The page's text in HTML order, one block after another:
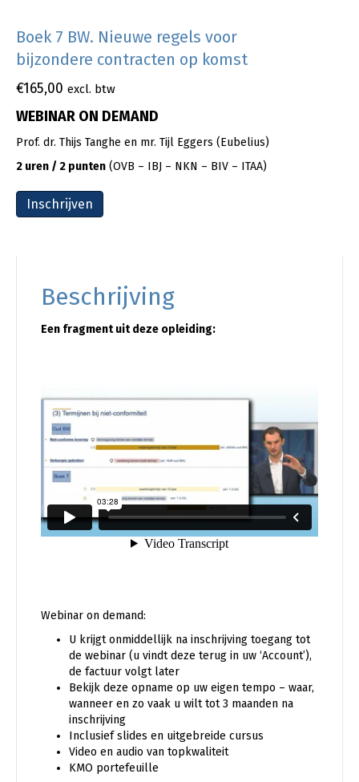
Boek 7 BW. Nieuwe regels voor
bijzondere contracten op komst
€165,00 excl. btw
WEBINAR ON DEMAND
Prof. dr. Thijs Tanghe en mr. Tijl Eggers (Eubelius)
2 uren / 2 punten (OVB – IBJ – NKN – BIV – ITAA)
Inschrijven
Beschrijving
Een fragment uit deze opleiding:
Webinar on demand:
U krijgt onmiddellijk na inschrijving toegang tot
de webinar (u vindt deze terug in uw ‘Account’),
de factuur volgt later
Bekijk deze opname op uw eigen tempo – waar,
wanneer en zo vaak u wilt tot 3 maanden na
inschrijving
Inclusief slides en uitgebreide cursus
Video en audio van topkwaliteit
KMO portefeuille